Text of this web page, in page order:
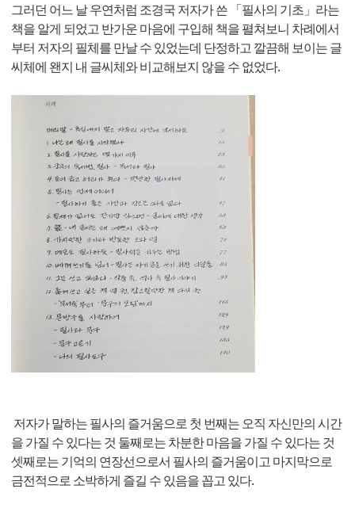
그러던 어느 날 우연처럼 조경국 저자가 쓴 「필사의 기초」라는
책을 알게 되었고 반가운 마음에 구입해 책을 펼쳐보니 차례에서
부터 저자의 필체를 만날 수 있었는데 단정하고 깔끔해 보이는 글
씨체에 왠지 내 글씨체와 비교해보지 않을 수 없었다.
저자가 말하는 필사의 즐거움으로 첫 번째는 오직 자신만의 시간
을 가질 수 있다는 것 둘째로는 차분한 마음을 가질 수 있다는 것
셋째로는 기억의 연장선으로서 필사의 즐거움이고 마지막으로
금전적으로 소박하게 즐길 수 있음을 꼽고 있다.